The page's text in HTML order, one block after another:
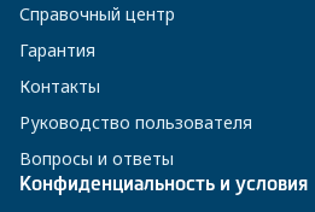
Справочный центр
Гарантия
Контакты
Руководство пользователя
Вопросы и ответы
Конфиденциальность и условия